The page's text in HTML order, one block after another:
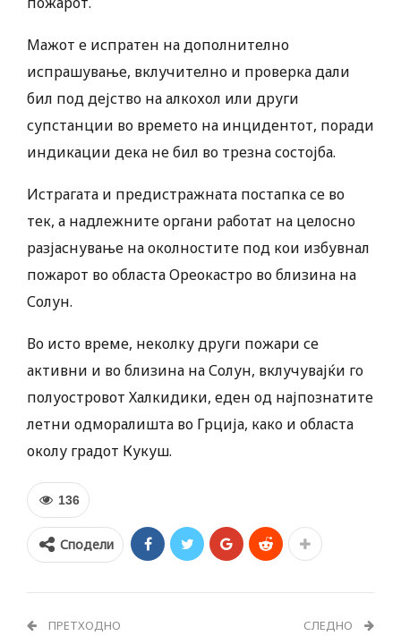
Мажот е испратен на дополнително
испрашување, вклучително и проверка дали
бил под дејство на алкохол или други
супстанции во времето на инцидентот, поради
индикации дека не бил во трезна состојба.
Истрагата и предистражната постапка се во
тек, а надлежните органи работат на целосно
разјаснување на околностите под кои избувнал
пожарот во областа Ореокастро во близина на
Солун.
Во исто време, неколку други пожари се
активни и во близина на Солун, вклучувајќи го
полуостровот Халкидики, еден од најпознатите
летни одморалишта во Грција, како и областа
околу градот Кукуш.
136
Сподели
ПРЕТХОДНО СЛЕДНО